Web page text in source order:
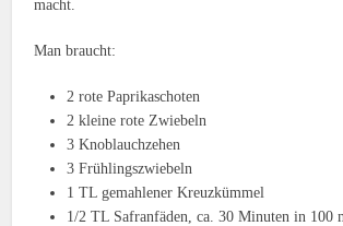
macht.
Man braucht:
2 rote Paprikaschoten
2 kleine rote Zwiebeln
3 Knoblauchzehen
3 Frühlingszwiebeln
1 TL gemahlener Kreuzkümmel
1/2 TL Safranfäden, ca. 30 Minuten in 100